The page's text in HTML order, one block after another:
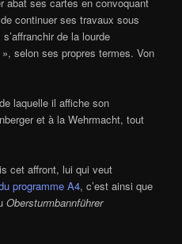
continuer ses travaux sous
de la lourde
selon ses propres termes. Von
laquelle il affiche son
et à la Wehrmacht, tout
cet affront, lui qui veut
programme A4, c’est ainsi que
Obersturmbannführer